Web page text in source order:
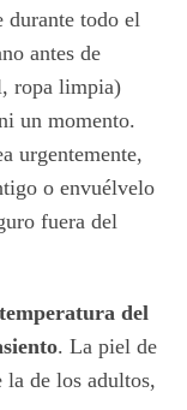
durante todo el
antes de
ropa limpia)
un momento.
urgentemente,
o envuélvelo
fuera del
del
. La piel de
la de los adultos,